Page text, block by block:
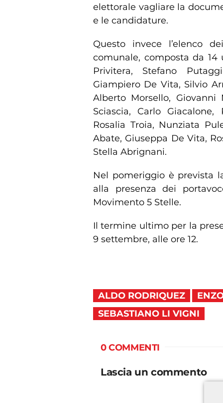
elettorale vagliare la
e le candidature.
Questo invece l’elenco
comunale, composta da 14
Privitera, Stefano
Giampiero De Vita, Silvio
Alberto Morsello, Giovanni
Sciascia, Carlo
Rosalia Troia, Nunziata
Abate, Giuseppa De Vita,
Stella Abrignani.
Nel pomeriggio è prevista
alla presenza dei
Movimento 5 Stelle.
Il termine ultimo per la
9 settembre, alle ore 12.
ALDO RODRIQUEZ
SEBASTIANO LI VIGNI
0 COMMENTI
Lascia un commento